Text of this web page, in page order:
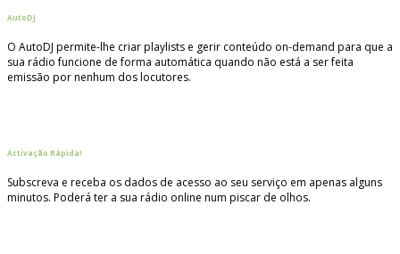
AutoDJ
O AutoDJ permite-lhe criar playlists e gerir conteúdo on-demand para que a
sua rádio funcione de forma automática quando não está a ser feita
emissão por nenhum dos locutores.
Activação Rápida!
Subscreva e receba os dados de acesso ao seu serviço em apenas alguns
minutos. Poderá ter a sua rádio online num piscar de olhos.